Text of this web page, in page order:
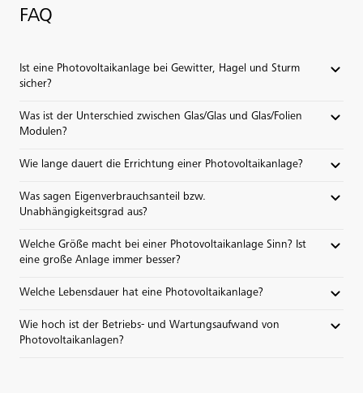
FAQ
Ist eine Photovoltaikanlage bei Gewitter, Hagel und Sturm
sicher?
Was ist der Unterschied zwischen Glas/Glas und Glas/Folien
Modulen?
Wie lange dauert die Errichtung einer Photovoltaikanlage?
Was sagen Eigenverbrauchsanteil bzw.
Unabhängigkeitsgrad aus?
Welche Größe macht bei einer Photovoltaikanlage Sinn? Ist
eine große Anlage immer besser?
Welche Lebensdauer hat eine Photovoltaikanlage?
Wie hoch ist der Betriebs- und Wartungsaufwand von
Photovoltaikanlagen?